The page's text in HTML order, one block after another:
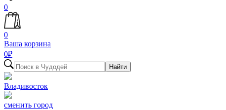
0
0
Ваша корзина
0₽
Найти
Владивосток
сменить город